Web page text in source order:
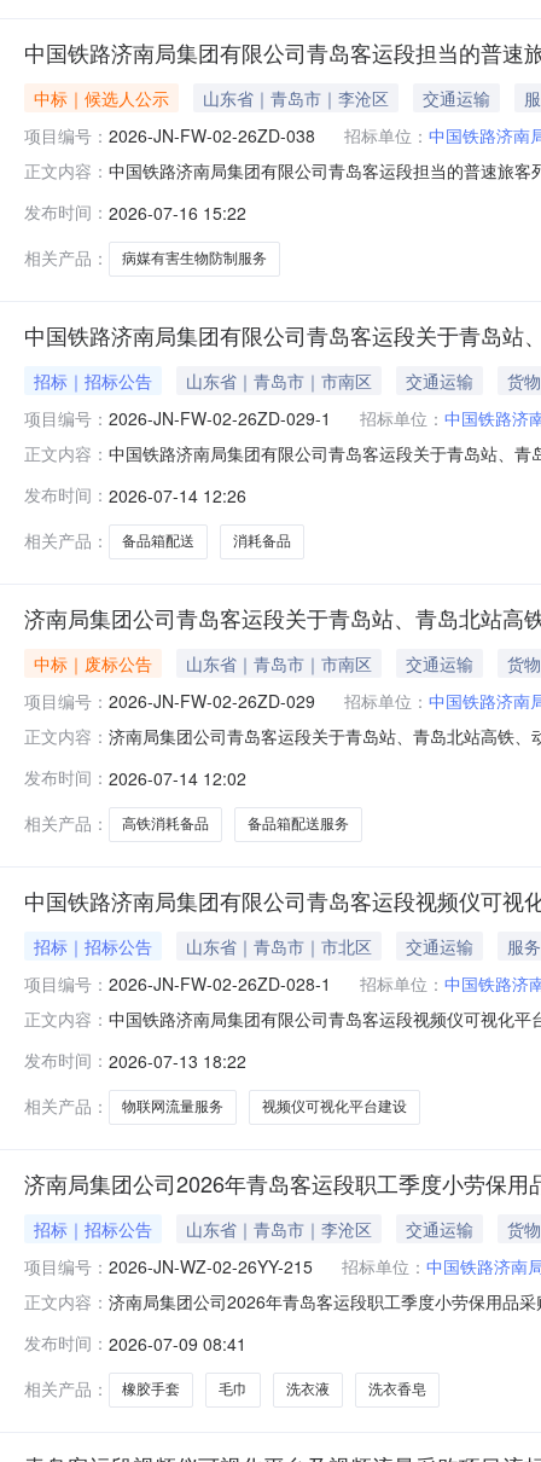
中国铁路济南局集团有限公司青岛客运段担当的普
中标｜候选人公示 山东省｜青岛市｜李沧区 交通运输
项目编号： 2026-JN-FW-02-26ZD-038 招标单位： 中国铁路济南
正文内容： 中国铁路济南局集团有限公司青岛客运段担当的普速旅
留期间的病媒有害生物防制工作采购项目采购会（采购
序1包件1-青岛客运段担当
发布时间： 2026-07-16 15:22
相关产品：
病媒有害生物防制服务
中国铁路济南局集团有限公司青岛客运段关于青岛
招标｜招标公告 山东省｜青岛市｜市南区 交通运输
货物
项目编号： 2026-JN-FW-02-26ZD-029-1 招标单位： 中国铁路济
正文内容： 中国铁路济南局集团有限公司青岛客运段关于青岛站、
标代理机构2.1单位名称：济南中铁物资设备招标代理有
发布时间： 2026-07-14 12:26
相关产品：
备品箱配送 消耗备品
济南局集团公司青岛客运段关于青岛站、青岛北站
中标｜废标公告 山东省｜青岛市｜市南区 交通运输
货物
项目编号： 2026-JN-FW-02-26ZD-029 招标单位： 中国铁路济南
正文内容： 济南局集团公司青岛客运段关于青岛站、青岛北站高铁
构：济南中铁物资设备招标代理有限公司联系人：冯先生
发布时间： 2026-07-14 12:02
相关产品：
高铁消耗备品 备品箱配送服务
中国铁路济南局集团有限公司青岛客运段视频仪可视
招标｜招标公告 山东省｜青岛市｜市北区 交通运输
服务
项目编号： 2026-JN-FW-02-26ZD-028-1 招标单位： 中国铁路济
正文内容： 中国铁路济南局集团有限公司青岛客运段视频仪可视化
物资设备招标代理有限公司2.2单位地址：山东省济南市
发布时间： 2026-07-13 18:22
相关产品：
物联网流量服务 视频仪可视化平台建设
济南局集团公司2026年青岛客运段职工季度小劳保用
招标｜招标公告 山东省｜青岛市｜李沧区 交通运输
货物
项目编号： 2026-JN-WZ-02-26YY-215 招标单位： 中国铁路济南
正文内容： 济南局集团公司2026年青岛客运段职工季度小劳保用品
招标。2.项目概况与招标范围共1个包件，包件1：职工
3.1
发布时间： 2026-07-09 08:41
相关产品：
橡胶手套 毛巾 洗衣液 洗衣香皂